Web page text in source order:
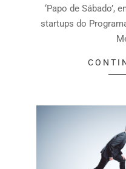
‘Papo de Sábado’,
startups do